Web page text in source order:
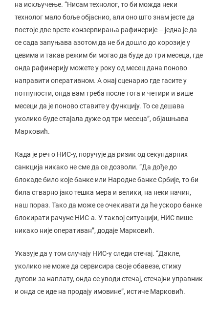
на искључење. “Нисам технолог, то би можда неки
технолог мало боље објаснио, али оно што знам јесте да
постоје две врсте конзервирања рафинерије – једна је да
се сада запуњава азотом да не би дошло до корозије у
цевима и такав режим би могао да буде до три месеца, где
онда рафинерију можете у року од месец дана поново
направити оперативном. А онај сценарио где гасите у
потпуности, онда вам треба после тога и четири и више
месеци да је поново ставите у функцију. То се дешава
уколико буде стајала дуже од три месеца”, објашњава
Марковић.
Када је реч о НИС-у, поручује да ризик од секундарних
санкција никако не сме да се дозволи. “Да дође до
блокаде било које банке или Народне банке Србије, то би
била стварно јако тешка мера и велики, на неки начин,
наш пораз. Тако да може се очекивати да ће ускоро банке
блокирати рачуне НИС-а. У таквој ситуацији, НИС више
никако није оперативан”, додаје Марковић.
Указује да у том случају НИС-у следи стечај. “Дакле,
уколико не може да сервисира своје обавезе, стижу
дугови за наплату, онда се уводи стечај, стечајни управник
и онда се иде на продају имовине”, истиче Марковић.